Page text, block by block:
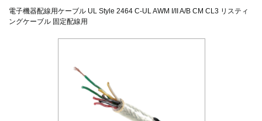
電子機器配線用ケーブル UL Style 2464 C-UL AWM I/II A/B CM CL3 リスティ
ングケーブル 固定配線用